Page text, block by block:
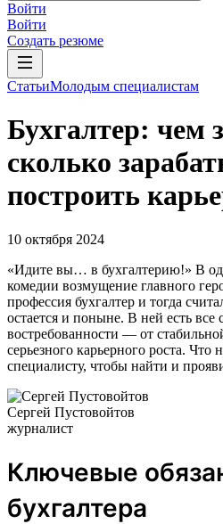
Войти
Войти
Создать резюме
СтатьиМолодым специалистам
Бухгалтер: чем
сколько
построить
10 октября 2024
«Идите вы… в бухгалтерию!» В
комедии возмущение главного
профессия бухгалтер и тогда
остается и поныне. В ней есть все
востребованности — от
серьезного карьерного роста.
специалисту, чтобы найти и
Сергей Пустовойтов
журналист
Ключевые
бухгалтера